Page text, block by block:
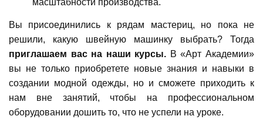
Вы присоединились к рядам мастериц, но пока не
решили, какую швейную машинку выбрать? Тогда
приглашаем вас на наши курсы. В «Арт Академии»
вы не только приобретете новые знания и навыки в
создании модной одежды, но и сможете приходить к
нам вне занятий, чтобы на профессиональном
оборудовании дошить то, что не успели на уроке.